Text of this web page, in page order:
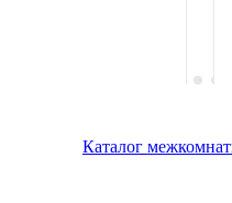
Каталог